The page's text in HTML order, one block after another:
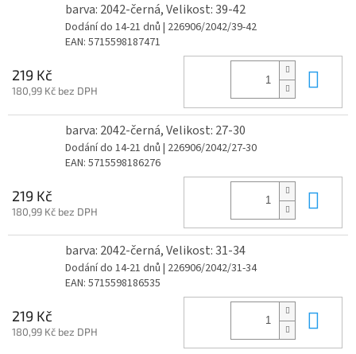
barva: 2042-černá, Velikost: 39-42
Dodání do 14-21 dnů | 226906/2042/39-42
EAN: 5715598187471
219 Kč
180,99 Kč bez DPH
barva: 2042-černá, Velikost: 27-30
Dodání do 14-21 dnů | 226906/2042/27-30
EAN: 5715598186276
219 Kč
180,99 Kč bez DPH
barva: 2042-černá, Velikost: 31-34
Dodání do 14-21 dnů | 226906/2042/31-34
EAN: 5715598186535
219 Kč
180,99 Kč bez DPH